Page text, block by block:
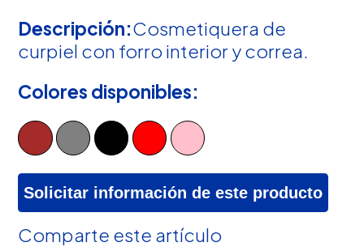
Descripción:Cosmetiquera de
curpiel con forro interior y correa.
Colores disponibles:
Solicitar información de este producto
Comparte este artículo